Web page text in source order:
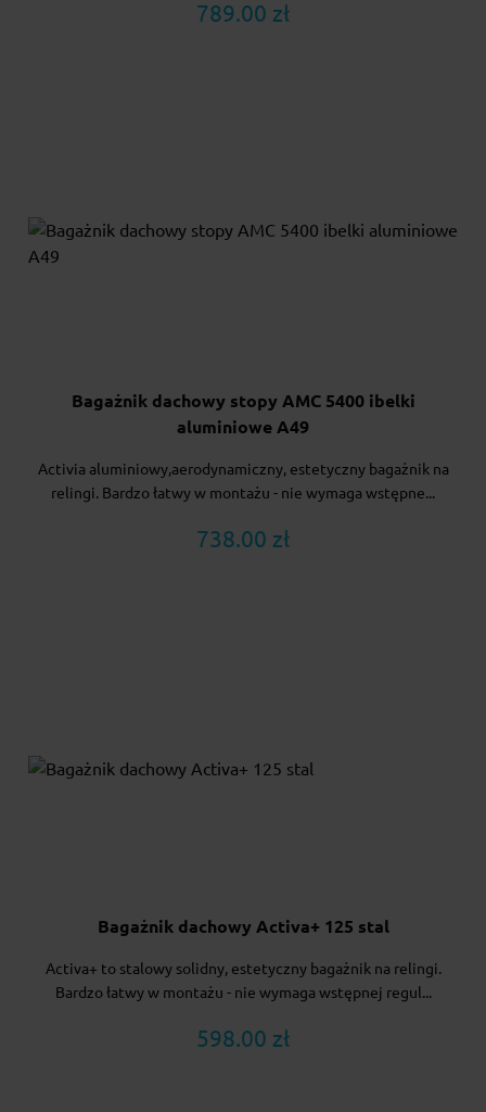
789.00 zł
Bagażnik dachowy stopy AMC 5400 ibelki
aluminiowe A49
Activia aluminiowy,aerodynamiczny, estetyczny bagażnik na
relingi. Bardzo łatwy w montażu - nie wymaga wstępne...
738.00 zł
Bagażnik dachowy Activa+ 125 stal
Activa+ to stalowy solidny, estetyczny bagażnik na relingi.
Bardzo łatwy w montażu - nie wymaga wstępnej regul...
598.00 zł